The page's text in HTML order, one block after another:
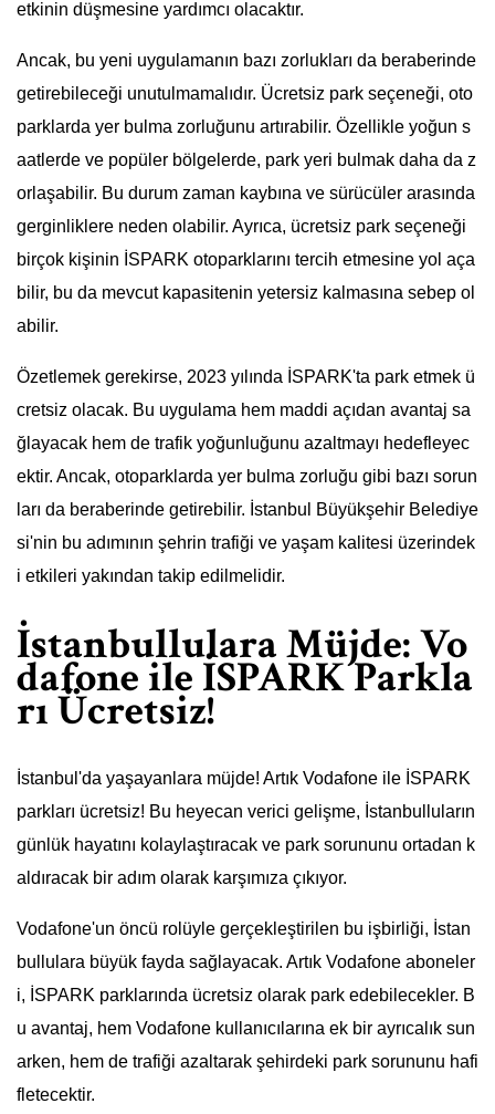
etkinin düşmesine yardımcı olacaktır.
Ancak, bu yeni uygulamanın bazı zorlukları da beraberinde
getirebileceği unutulmamalıdır. Ücretsiz park seçeneği, oto
parklarda yer bulma zorluğunu artırabilir. Özellikle yoğun s
aatlerde ve popüler bölgelerde, park yeri bulmak daha da z
orlaşabilir. Bu durum zaman kaybına ve sürücüler arasında
gerginliklere neden olabilir. Ayrıca, ücretsiz park seçeneği
birçok kişinin İSPARK otoparklarını tercih etmesine yol aça
bilir, bu da mevcut kapasitenin yetersiz kalmasına sebep ol
abilir.
Özetlemek gerekirse, 2023 yılında İSPARK'ta park etmek ü
cretsiz olacak. Bu uygulama hem maddi açıdan avantaj sa
ğlayacak hem de trafik yoğunluğunu azaltmayı hedefleyec
ektir. Ancak, otoparklarda yer bulma zorluğu gibi bazı sorun
ları da beraberinde getirebilir. İstanbul Büyükşehir Belediye
si'nin bu adımının şehrin trafiği ve yaşam kalitesi üzerindek
i etkileri yakından takip edilmelidir.
İstanbullulara Müjde: Vo
dafone ile İSPARK Parkla
rı Ücretsiz!
İstanbul'da yaşayanlara müjde! Artık Vodafone ile İSPARK
parkları ücretsiz! Bu heyecan verici gelişme, İstanbulluların
günlük hayatını kolaylaştıracak ve park sorununu ortadan k
aldıracak bir adım olarak karşımıza çıkıyor.
Vodafone'un öncü rolüyle gerçekleştirilen bu işbirliği, İstan
bullulara büyük fayda sağlayacak. Artık Vodafone aboneler
i, İSPARK parklarında ücretsiz olarak park edebilecekler. B
u avantaj, hem Vodafone kullanıcılarına ek bir ayrıcalık sun
arken, hem de trafiği azaltarak şehirdeki park sorununu hafi
fletecektir.